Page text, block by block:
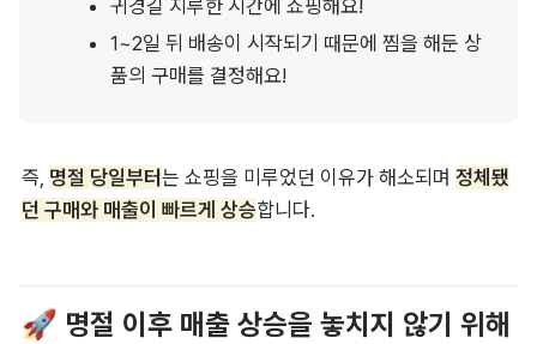
귀경길 지루한 시간에 쇼핑해요!
1~2일 뒤 배송이 시작되기 때문에 찜을 해둔 상
품의 구매를 결정해요!
즉, 명절 당일부터 는 쇼핑을 미루었던 이유가 해소되며 정체됐
던 구매와 매출이 빠르게 상승합니다.
🚀 명절 이후 매출 상승을 놓치지 않기 위해